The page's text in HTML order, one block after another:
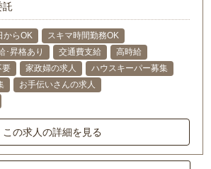
託
からOK
スキマ時間勤務OK
･昇格あり 交通費支給
高時給
要 家政婦の求人
ハウスキーパー募集
お手伝いさんの求人
この求人の詳細を見る